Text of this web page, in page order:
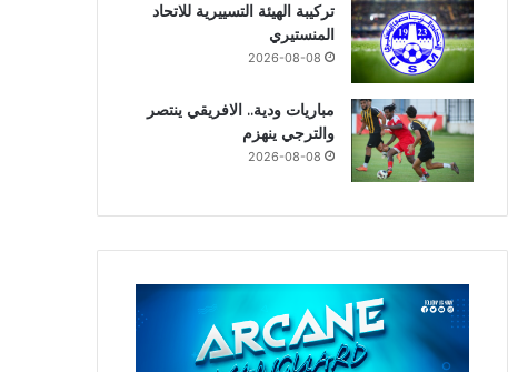
تركيبة الهيئة التسييرية للاتحاد
المنستيري
2026-08-08
مباريات ودية.. الافريقي ينتصر
والترجي ينهزم
2026-08-08